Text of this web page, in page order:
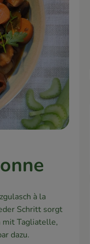
à la
Schritt sorgt
mit Tagliatelle,
dazu.